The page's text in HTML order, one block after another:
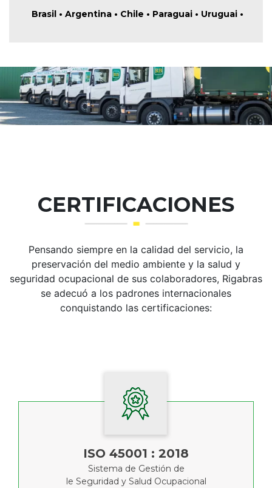
Brasil • Argentina • Chile • Paraguai • Uruguai •
CERTIFICACIONES
Pensando siempre en la calidad del servicio, la
preservación del medio ambiente y la salud y
seguridad ocupacional de sus colaboradores, Rigabras
se adecuó a los padrones internacionales
conquistando las certificaciones:
ISO 45001 : 2018
Sistema de Gestión de
le Seguridad y Salud Ocupacional